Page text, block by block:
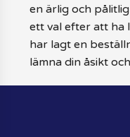
en ärlig och
ett val efter att ha
har lagt en
lämna din åsikt